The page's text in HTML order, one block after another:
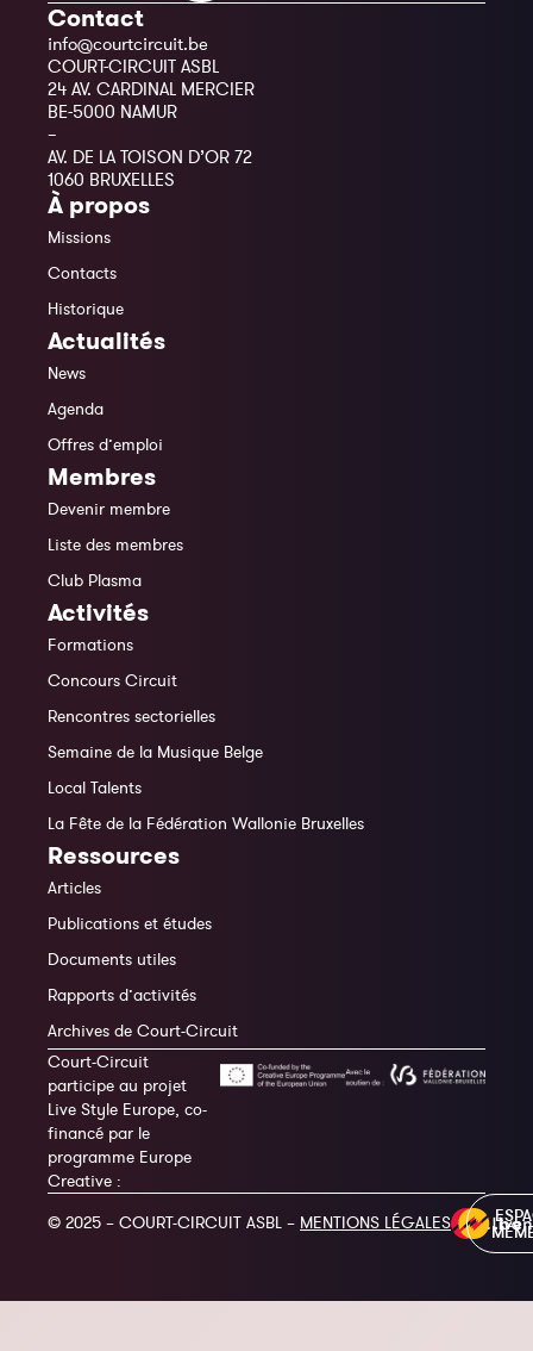
Contact
info@courtcircuit.be
COURT-CIRCUIT ASBL
24 AV. CARDINAL MERCIER
BE-5000 NAMUR
–
AV. DE LA TOISON D’OR 72
1060 BRUXELLES
À propos
Missions
Contacts
Historique
Actualités
News
Agenda
Offres d’emploi
Membres
Devenir membre
Liste des membres
Club Plasma
Activités
Formations
Concours Circuit
Rencontres sectorielles
Semaine de la Musique Belge
Local Talents
La Fête de la Fédération Wallonie Bruxelles
Ressources
Articles
Publications et études
Documents utiles
Rapports d’activités
Archives de Court-Circuit
Court-Circuit
participe au projet
Live Style Europe, co-
financé par le
programme Europe
Creative :
© 2025 – COURT-CIRCUIT ASBL – MENTIONS LÉGALES